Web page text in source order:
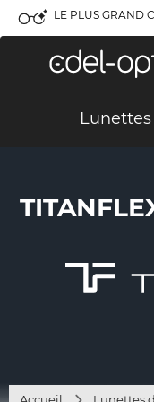
LE PLUS GRAND
Lunettes